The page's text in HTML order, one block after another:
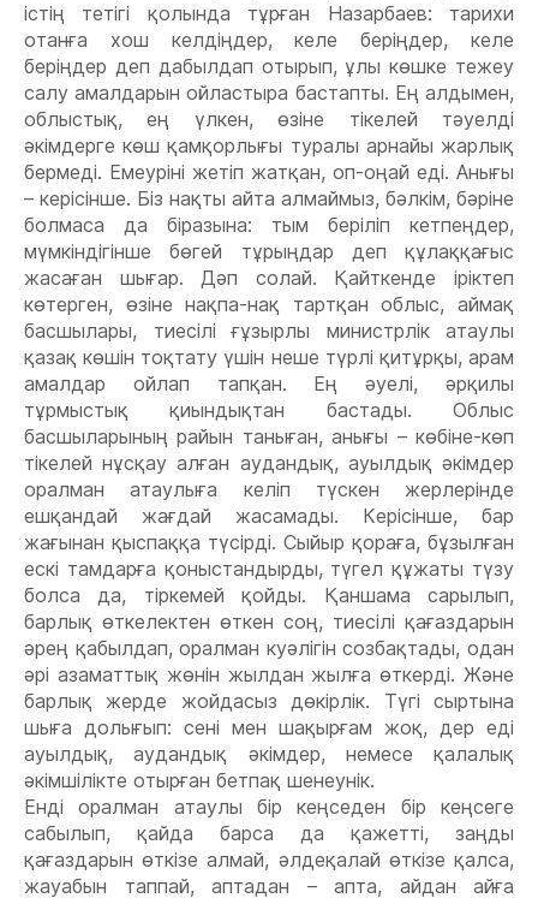
істің тетігі қолында тұрған Назарбаев: тарихи
отанға хош келдіңдер, келе беріңдер, келе
беріңдер деп дабылдап отырып, ұлы көшке тежеу
салу амалдарын ойластыра бастапты. Ең алдымен,
облыстық, ең үлкен, өзіне тікелей тəуелді
əкімдерге көш қамқорлығы туралы арнайы жарлық
бермеді. Емеуріні жетіп жатқан, оп-оңай еді. Анығы
– керісінше. Біз нақты айта алмаймыз, бəлкім, бəріне
болмаса да біразына: тым беріліп кетпеңдер,
мүмкіндігінше бөгей тұрыңдар деп құлаққағыс
жасаған шығар. Дəп солай. Қайткенде іріктеп
көтерген, өзіне нақпа-нақ тартқан облыс, аймақ
басшылары, тиесілі ғұзырлы министрлік атаулы
қазақ көшін тоқтату үшін неше түрлі қитұрқы, арам
амалдар ойлап тапқан. Ең əуелі, əрқилы
тұрмыстық қиындықтан бастады. Облыс
басшыларының райын таныған, анығы – көбіне-көп
тікелей нұсқау алған аудандық, ауылдық əкімдер
оралман атаулыға келіп түскен жерлерінде
ешқандай жағдай жасамады. Керісінше, бар
жағынан қыспаққа түсірді. Сыйыр қораға, бұзылған
ескі тамдарға қоныстандырды, түгел құжаты түзу
болса да, тіркемей қойды. Қаншама сарылып,
барлық өткелектен өткен соң, тиесілі қағаздарын
əрең қабылдап, оралман куəлігін созбақтады, одан
əрі азаматтық жөнін жылдан жылға өткерді. Жəне
барлық жерде жойдасыз дөкірлік. Түгі сыртына
шыға долығып: сені мен шақырғам жоқ, дер еді
ауылдық, аудандық əкімдер, немесе қалалық
əкімшілікте отырған бетпақ шенеунік.
Енді оралман атаулы бір кеңседен бір кеңсеге
сабылып, қайда барса да қажетті, заңды
қағаздарын өткізе алмай, əлдеқалай өткізе қалса,
жауабын таппай, аптадан – апта, айдан айға